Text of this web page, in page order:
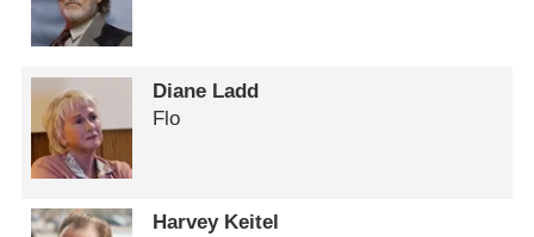
Diane Ladd
Flo
Harvey Keitel